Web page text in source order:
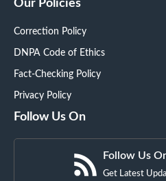
Our Policies
Correction Policy
DNPA Code of Ethics
Fact-Checking Policy
Privacy Policy
Follow Us On
Follow Us
Get Latest